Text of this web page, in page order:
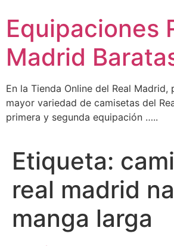
contenido
Equipaciones
Madrid
En la Tienda Online del Real Madrid,
mayor variedad de camisetas del
primera y segunda equipación …..
Etiqueta:
real madrid
manga larga